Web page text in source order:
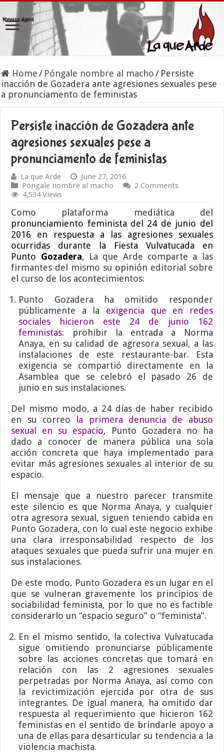
Home / Póngale nombre al macho / Persiste
inacción de Gozadera ante agresiones sexuales pese
a pronunciamento de feministas
Persiste inacción de Gozadera ante
agresiones sexuales pese a
pronunciamento de feministas
La que Arde
June 27, 2016
Póngale nombre al macho
2 Comments
4,534 Views
Como plataforma mediática del
pronunciamiento feminista del 24 de junio del
2016 en respuesta a las agresiones sexuales
ocurridas durante la Fiesta Vulvatucada en
Punto Gozadera, La que Arde comparte a las
firmantes del mismo su opinión editorial sobre
el curso de los acontecimientos:
Punto Gozadera ha omitido responder
públicamente a la exigencia que en redes
sociales hicieron este 24 de junio 162
feministas: prohibir la entrada a Norma
Anaya, en su calidad de agresora sexual, a las
instalaciones de este restaurante-bar. Esta
exigencia se compartió directamente en la
Asamblea que se celebró el pasado 26 de
junio en sus instalaciones.
Del mismo modo, a 24 días de haber recibido
en su correo
la primera denuncia de abuso
sexual en su espacio, Punto Gozadera no ha
dado a conocer de manera pública una sola
acción concreta que haya implementado para
evitar más agresiones sexuales al interior de su
espacio.
El mensaje que a nuestro parecer transmite
este silencio es que Norma Anaya, y cualquier
otra agresora sexual, siguen teniendo cabida en
Punto Gozadera, con lo cual este negocio exhibe
una clara irresponsabilidad respecto de los
ataques sexuales que pueda sufrir una mujer en
sus instalaciones.
De este modo, Punto Gozadera es un lugar en el
que se vulneran gravemente los principios de
sociabilidad feminista, por lo que no es factible
considerarlo un “espacio seguro” o “feminista”.
En el mismo sentido, la colectiva Vulvatucada
sigue omitiendo pronunciarse públicamente
sobre las acciones concretas que tomará en
relación con las 2 agresiones sexuales
perpetradas por Norma Anaya, así como con
la revictimización ejercida por otra de sus
integrantes. De igual manera, ha omitido dar
respuesta al requerimiento que hicieron 162
feministas en el sentido de brindarle apoyo a
una de ellas para desarticular su tendencia a la
violencia machista.